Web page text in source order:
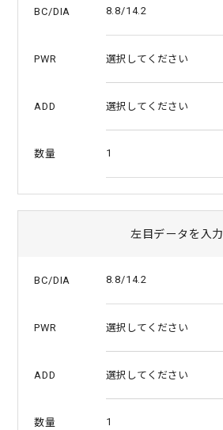
t
BC/DIA 8.8/14.2
PWR
ADD
数量 1
左目データを入力
BC/DIA 8.8/14.2
PWR
ADD
数量 1